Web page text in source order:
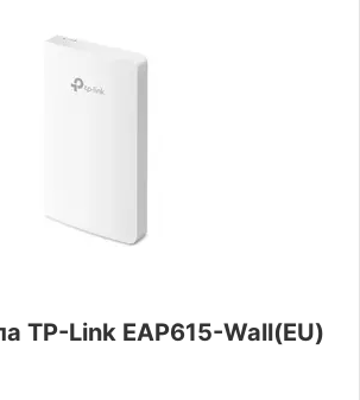
TP-Link EAP615-Wall(EU)